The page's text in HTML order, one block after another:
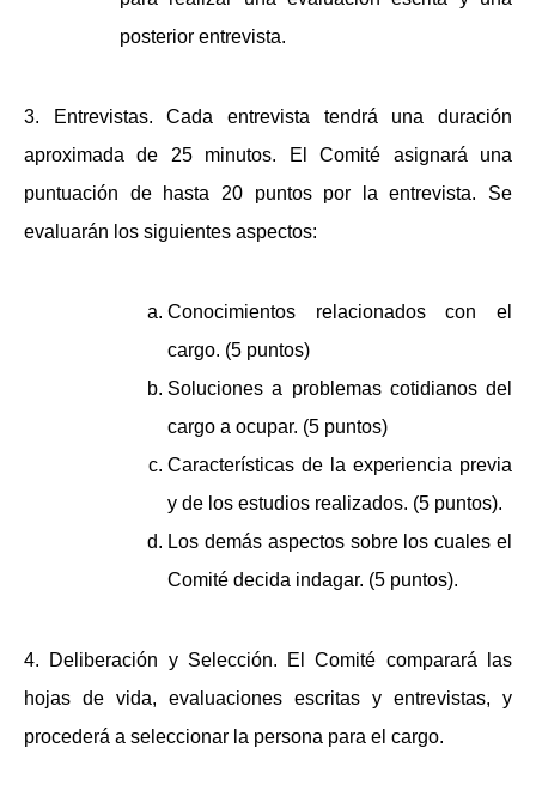
posterior entrevista.
3. Entrevistas. Cada entrevista tendrá una duración
aproximada de 25 minutos. El Comité asignará una
puntuación de hasta 20 puntos por la entrevista. Se
evaluarán los siguientes aspectos:
Conocimientos relacionados con el
cargo. (5 puntos)
Soluciones a problemas cotidianos del
cargo a ocupar. (5 puntos)
Características de la experiencia previa
y de los estudios realizados. (5 puntos).
Los demás aspectos sobre los cuales el
Comité decida indagar. (5 puntos).
4. Deliberación y Selección. El Comité comparará las
hojas de vida, evaluaciones escritas y entrevistas, y
procederá a seleccionar la persona para el cargo.